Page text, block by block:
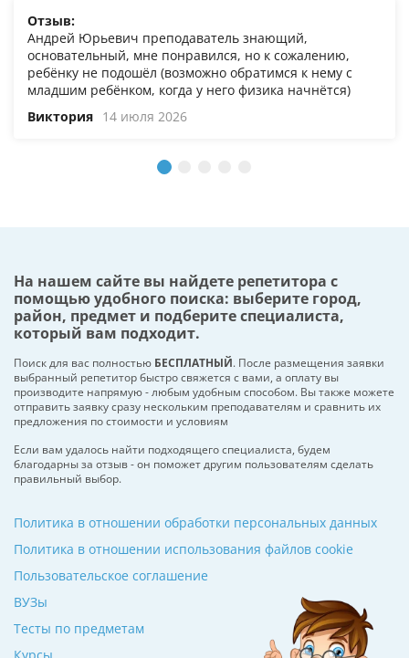
Отзыв:
Андрей Юрьевич преподаватель знающий,
основательный, мне понравился, но к сожалению,
ребёнку не подошёл (возможно обратимся к нему с
младшим ребёнком, когда у него физика начнётся)
Виктория 14 июля 2026
На нашем сайте вы найдете репетитора с
помощью удобного поиска: выберите город,
район, предмет и подберите специалиста,
который вам подходит.
Поиск для вас полностью БЕСПЛАТНЫЙ. После размещения заявки
выбранный репетитор быстро свяжется с вами, а оплату вы
производите напрямую - любым удобным способом. Вы также можете
отправить заявку сразу нескольким преподавателям и сравнить их
предложения по стоимости и условиям
Если вам удалось найти подходящего специалиста, будем
благодарны за отзыв - он поможет другим пользователям сделать
правильный выбор.
ВУЗы
Тесты по предметам
Политика в отношении обработки персональных данных
Политика в отношении использования файлов cookie
Пользовательское соглашение